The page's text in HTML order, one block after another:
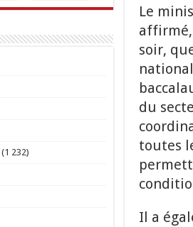
Le
soir,
du
toutes
Il a
(1 232)